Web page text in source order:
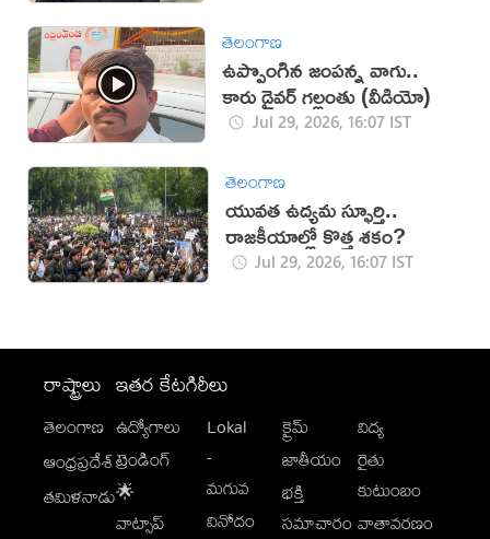
తెలంగాణ
ఉప్పొంగిన జంపన్న వాగు..
కారు డ్రైవర్ గల్లంతు (వీడియో)
Jul 29, 2026, 16:07 IST
తెలంగాణ
యువత ఉద్యమ స్ఫూర్తి..
రాజకీయాల్లో కొత్త శకం?
Jul 29, 2026, 16:07 IST
రాష్ట్రాలు
తెలంగాణ
ఆంధ్రప్రదేశ్
తమిళనాడు
ఇతర కేటగిరీలు
ఉద్యోగాలు
ట్రెండింగ్
🌟
వాట్సాప్
Lokal
-
మగువ
వినోదం
క్రైమ్
జాతీయం
భక్తి
సమాచారం
విద్య
రైతు
కుటుంబం
వాతావరణం